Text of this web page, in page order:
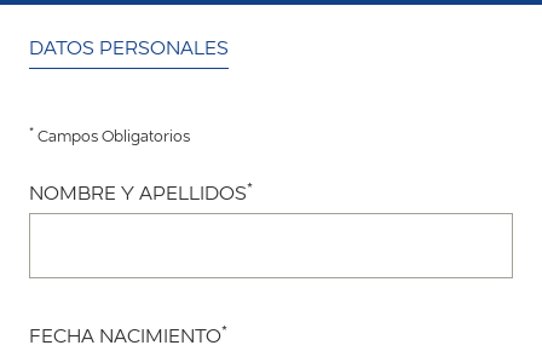
DATOS PERSONALES
* Campos Obligatorios
NOMBRE Y APELLIDOS*
FECHA NACIMIENTO*